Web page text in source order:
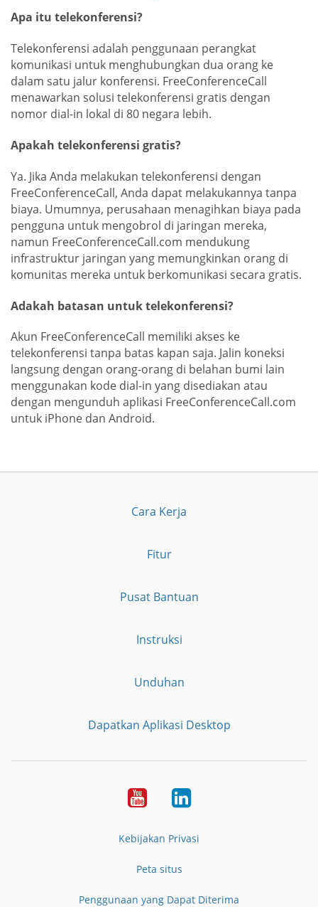
Apa itu telekonferensi?
Telekonferensi adalah penggunaan perangkat
komunikasi untuk menghubungkan dua orang ke
dalam satu jalur konferensi. FreeConferenceCall
menawarkan solusi telekonferensi gratis dengan
nomor dial-in lokal di 80 negara lebih.
Apakah telekonferensi gratis?
Ya. Jika Anda melakukan telekonferensi dengan
FreeConferenceCall, Anda dapat melakukannya tanpa
biaya. Umumnya, perusahaan menagihkan biaya pada
pengguna untuk mengobrol di jaringan mereka,
namun FreeConferenceCall.com mendukung
infrastruktur jaringan yang memungkinkan orang di
komunitas mereka untuk berkomunikasi secara gratis.
Adakah batasan untuk telekonferensi?
Akun FreeConferenceCall memiliki akses ke
telekonferensi tanpa batas kapan saja. Jalin koneksi
langsung dengan orang-orang di belahan bumi lain
menggunakan kode dial-in yang disediakan atau
dengan mengunduh aplikasi FreeConferenceCall.com
untuk iPhone dan Android.
Cara Kerja
Fitur
Pusat Bantuan
Instruksi
Unduhan
Dapatkan Aplikasi Desktop
YouTubeLinkedIn
Kebijakan Privasi
Peta situs
Penggunaan yang Dapat Diterima